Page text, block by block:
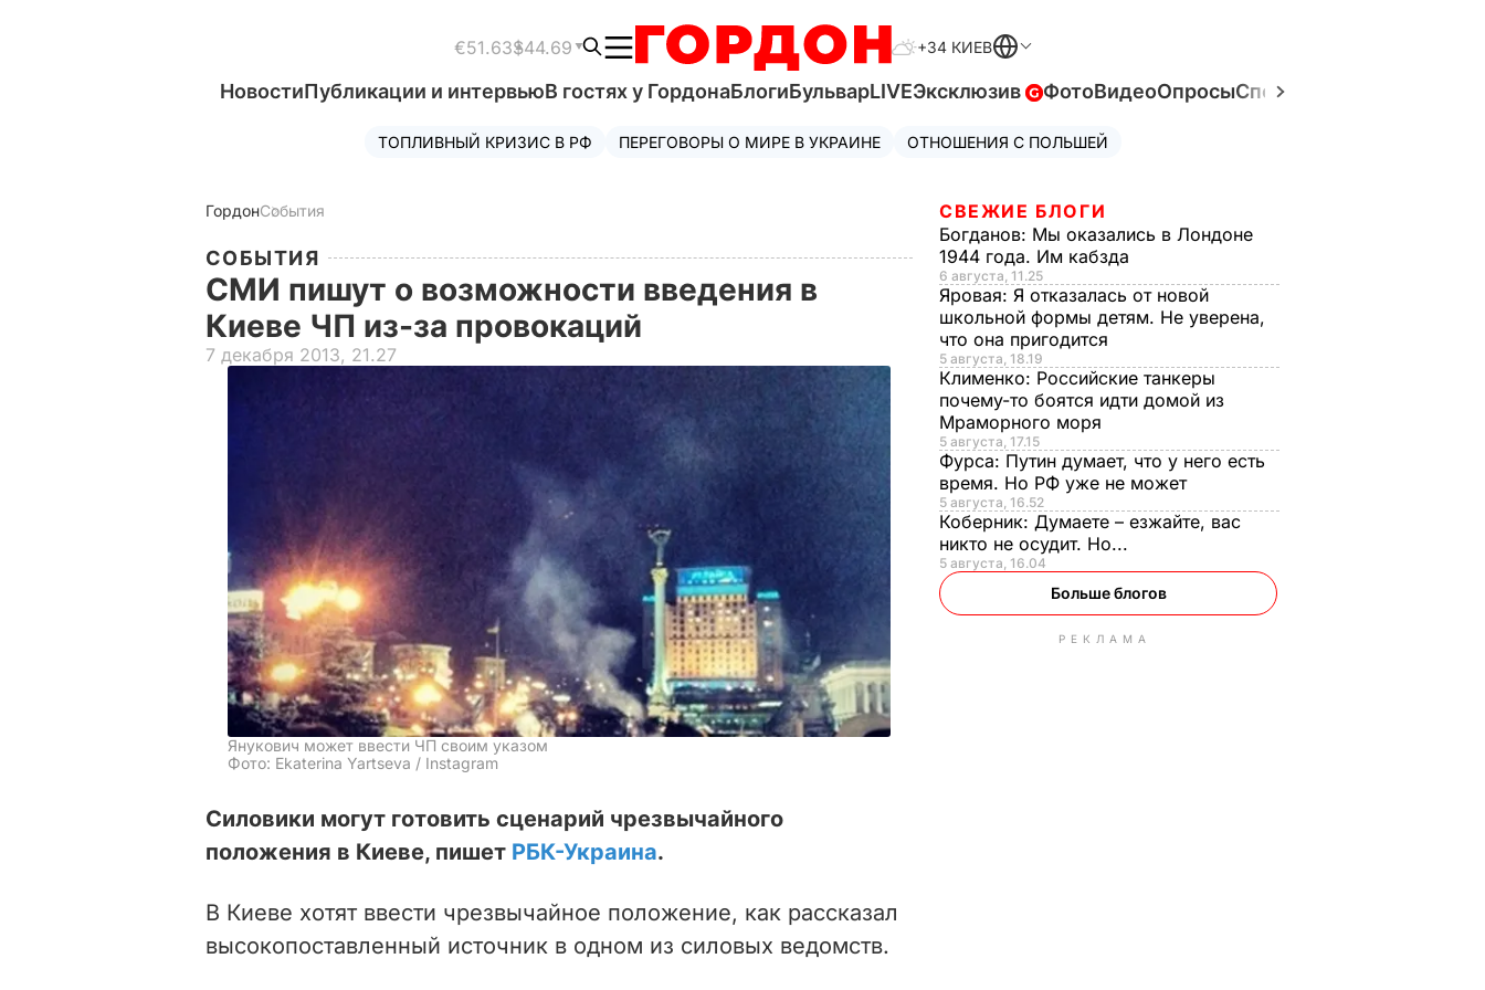
€51.63$44.69 +34 КИЕВ
НовостиПубликации и интервьюВ гостях у ГордонаБлогиБульварLIVEЭксклюзив ФотоВидеоОпросыСпецпроекты
ТОПЛИВНЫЙ КРИЗИС В РФ ПЕРЕГОВОРЫ О МИРЕ В УКРАИНЕ ОТНОШЕНИЯ С ПОЛЬШЕЙ
ГордонСобытия
СОБЫТИЯ
СМИ пишут о возможности введения в
Киеве ЧП из-за провокаций
7 декабря 2013, 21.27
Янукович может ввести ЧП своим указом
Фото: Ekaterina Yartseva / Instagram
Силовики могут готовить сценарий чрезвычайного
положения в Киеве, пишет РБК-Украина.
В Киеве хотят ввести чрезвычайное положение, как рассказал
высокопоставленный источник в одном из силовых ведомств.
СВЕЖИЕ БЛОГИ
Богданов: Мы оказались в Лондоне
1944 года. Им кабзда
6 августа, 11.25
Яровая: Я отказалась от новой
школьной формы детям. Не уверена,
что она пригодится
5 августа, 18.19
Клименко: Российские танкеры
почему-то боятся идти домой из
Мраморного моря
5 августа, 17.15
Фурса: Путин думает, что у него есть
время. Но РФ уже не может
5 августа, 16.52
Коберник: Думаете – езжайте, вас
никто не осудит. Но...
5 августа, 16.04
Больше блогов
РЕКЛАМА